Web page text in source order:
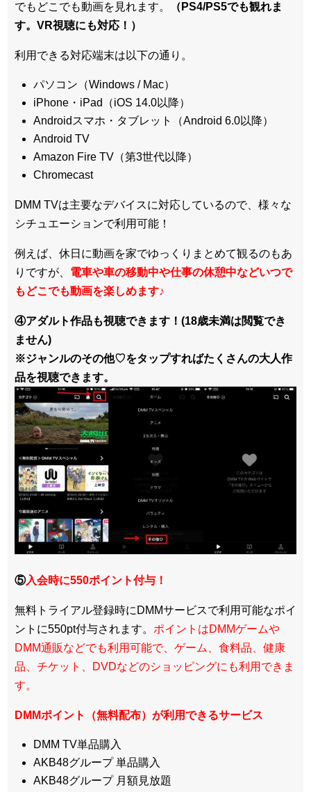
でもどこでも動画を見れます。
（PS4/PS5でも観れま
す。VR視聴にも対応！）
利用できる対応端末は以下の通り。
パソコン（Windows / Mac）
iPhone・iPad（iOS 14.0以降）
Androidスマホ・タブレット（Android 6.0以降）
Android TV
Amazon Fire TV（第3世代以降）
Chromecast
DMM TVは主要なデバイスに対応しているので、 様々な
シチュエーションで利用可能！
例えば、休日に動画を家でゆっくりまとめて観るのもあ
りですが、 電車や車の移動中や仕事の休憩中などいつで
もどこでも動画を楽しめます♪
④アダルト作品も視聴できます！(18歳未満は閲覧でき
ません)
※ジャンルのその他♡をタップすればたくさんの大人作
品を視聴できます。
⑤入会時に550ポイント付与！
無料トライアル登録時にDMMサービスで利用可能なポイ
ントに550pt付与されます。 ポイントはDMMゲームや
DMM通販などでも利用可能で、ゲーム、食料品、健康
品、チケット、DVDなどのショッピングにも利用できま
す。
DMMポイント（無料配布）が利用できるサービス
DMM TV単品購入
AKB48グループ 単品購入
AKB48グループ 月額見放題